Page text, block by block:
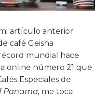
artículo anterior
café Geisha
mundial hace
online número 21 que
Especiales de
Panama, me toca